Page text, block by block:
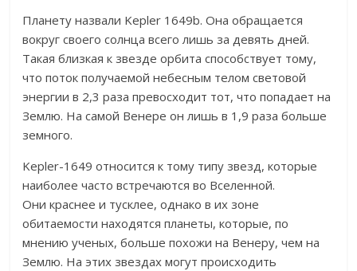
Планету назвали Kepler 1649b. Она обращается
вокруг своего солнца всего лишь за девять дней.
Такая близкая к звезде орбита способствует тому,
что поток получаемой небесным телом световой
энергии в 2,3 раза превосходит тот, что попадает на
Землю. На самой Венере он лишь в 1,9 раза больше
земного.
Kepler-1649 относится к тому типу звезд, которые
наиболее часто встречаются во Вселенной.
Они краснее и тусклее, однако в их зоне
обитаемости находятся планеты, которые, по
мнению ученых, больше похожи на Венеру, чем на
Землю. На этих звездах могут происходить